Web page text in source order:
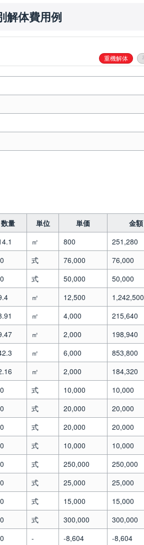
解体費用例
重機解体
数量 単位 単価
金額
㎡ 800
251,280
式 76,000
76,000
式 50,000
50,000
㎡ 12,500
1,242,500
㎡ 4,000
215,640
㎡ 2,000
198,940
㎡ 6,000
853,800
㎡ 2,000
184,320
式 10,000
10,000
式 20,000
20,000
式 20,000
20,000
式 10,000
10,000
式 250,000
250,000
式 25,000
25,000
式 15,000
15,000
式 300,000
300,000
- -8,604
-8,604